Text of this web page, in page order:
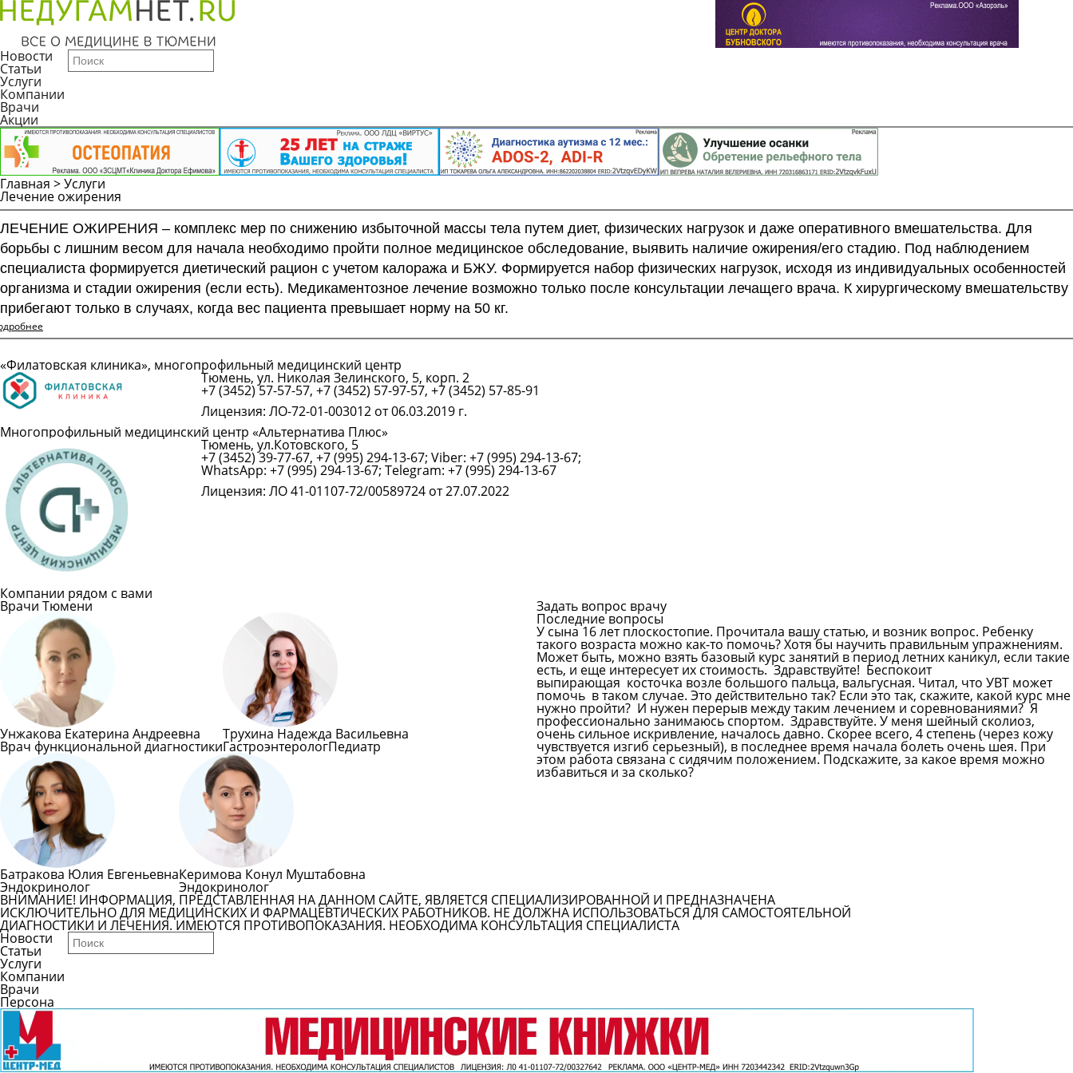
Новости
Статьи
Услуги
Компании
Врачи
Акции
Главная >Услуги
Лечение ожирения
ЛЕЧЕНИЕ ОЖИРЕНИЯ – комплекс мер по снижению избыточной массы тела путем диет, физических нагрузок и даже оперативного вмешательства. Для
борьбы с лишним весом для начала необходимо пройти полное медицинское обследование, выявить наличие ожирения/его стадию. Под наблюдением
специалиста формируется диетический рацион с учетом калоража и БЖУ. Формируется набор физических нагрузок, исходя из индивидуальных особенностей
организма и стадии ожирения (если есть). Медикаментозное лечение возможно только после консультации лечащего врача. К хирургическому вмешательству
прибегают только в случаях, когда вес пациента превышает норму на 50 кг.
«Филатовская клиника», многопрофильный медицинский центр
Тюмень, ул. Николая Зелинского, 5, корп. 2
+7 (3452) 57-57-57, +7 (3452) 57-97-57, +7 (3452) 57-85-91
Лицензия: ЛО-72-01-003012 от 06.03.2019 г.
Многопрофильный медицинский центр «Альтернатива Плюс»
Тюмень, ул.Котовского, 5
+7 (3452) 39-77-67, +7 (995) 294-13-67; Viber: +7 (995) 294-13-67;
WhatsApp: +7 (995) 294-13-67; Telegram: +7 (995) 294-13-67
Лицензия: ЛО 41-01107-72/00589724 от 27.07.2022
Компании рядом с вами
Врачи Тюмени
Унжакова Екатерина Андреевна
Врач функциональной диагностики
Трухина Надежда Васильевна
ГастроэнтерологПедиатр
Батракова Юлия Евгеньевна
Эндокринолог
Керимова Конул Муштабовна
Эндокринолог
Задать вопрос врачу
Последние вопросы
У сына 16 лет плоскостопие. Прочитала вашу статью, и возник вопрос. Ребенку
такого возраста можно как-то помочь? Хотя бы научить правильным упражнениям.
Может быть, можно взять базовый курс занятий в период летних каникул, если такие
есть, и еще интересует их стоимость.Здравствуйте! Беспокоит
выпирающая косточка возле большого пальца, вальгусная. Читал, что УВТ может
помочь в таком случае. Это действительно так? Если это так, скажите, какой курс мне
нужно пройти? И нужен перерыв между таким лечением и соревнованиями? Я
профессионально занимаюсь спортом.Здравствуйте. У меня шейный сколиоз,
очень сильное искривление, началось давно. Скорее всего, 4 степень (через кожу
чувствуется изгиб серьезный), в последнее время начала болеть очень шея. При
этом работа связана с сидячим положением. Подскажите, за какое время можно
избавиться и за сколько?
ВНИМАНИЕ! ИНФОРМАЦИЯ, ПРЕДСТАВЛЕННАЯ НА ДАННОМ САЙТЕ, ЯВЛЯЕТСЯ СПЕЦИАЛИЗИРОВАННОЙ И ПРЕДНАЗНАЧЕНА
ИСКЛЮЧИТЕЛЬНО ДЛЯ МЕДИЦИНСКИХ И ФАРМАЦЕВТИЧЕСКИХ РАБОТНИКОВ. НЕ ДОЛЖНА ИСПОЛЬЗОВАТЬСЯ ДЛЯ САМОСТОЯТЕЛЬНОЙ
ДИАГНОСТИКИ И ЛЕЧЕНИЯ. ИМЕЮТСЯ ПРОТИВОПОКАЗАНИЯ. НЕОБХОДИМА КОНСУЛЬТАЦИЯ СПЕЦИАЛИСТА
Новости
Статьи
Услуги
Компании
Врачи
Персона